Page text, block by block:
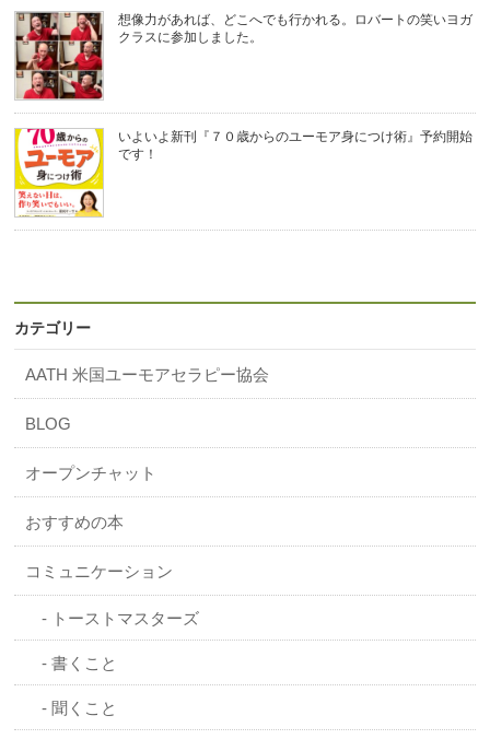
想像力があれば、どこへでも行かれる。ロバートの笑いヨガ
クラスに参加しました。
いよいよ新刊『７０歳からのユーモア身につけ術』予約開始
です！
カテゴリー
AATH 米国ユーモアセラピー協会
BLOG
オープンチャット
おすすめの本
コミュニケーション
トーストマスターズ
書くこと
聞くこと